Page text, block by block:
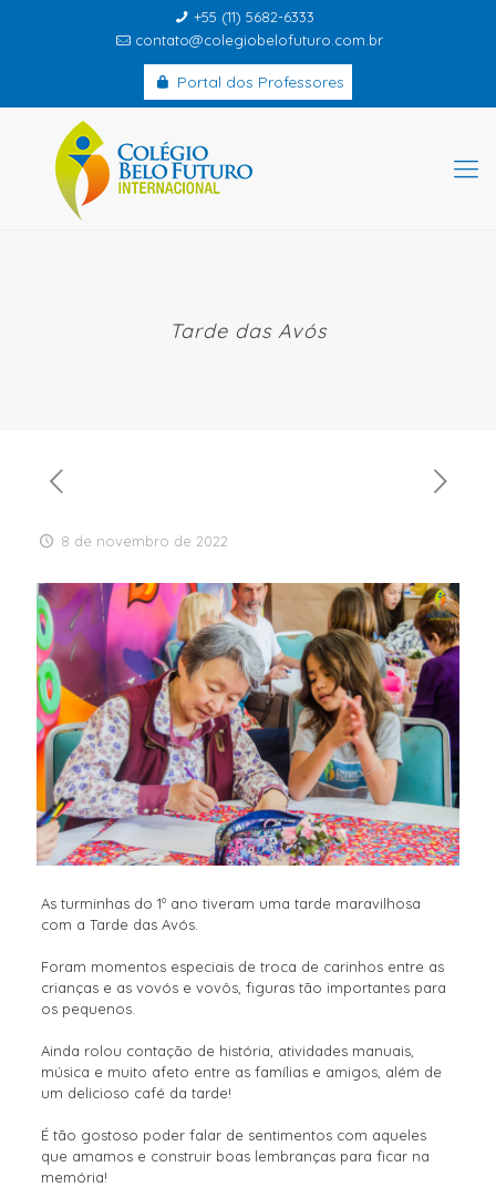
+55 (11) 5682-6333
contato@colegiobelofuturo.com.br
Portal dos Professores
Tarde das Avós
8 de novembro de 2022
As turminhas do 1º ano tiveram uma tarde maravilhosa
com a Tarde das Avós.
Foram momentos especiais de troca de carinhos entre as
crianças e as vovós e vovôs, figuras tão importantes para
os pequenos.
Ainda rolou contação de história, atividades manuais,
música e muito afeto entre as famílias e amigos, além de
um delicioso café da tarde!
É tão gostoso poder falar de sentimentos com aqueles
que amamos e construir boas lembranças para ficar na
memória!